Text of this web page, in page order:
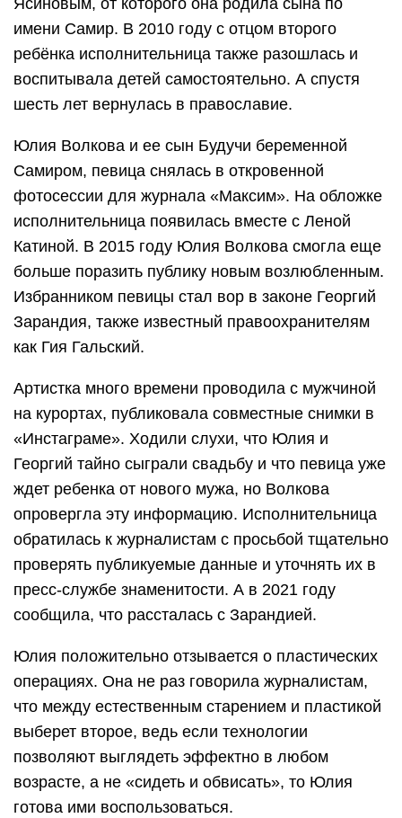
Ясиновым, от которого она родила сына по
имени Самир. В 2010 году с отцом второго
ребёнка исполнительница также разошлась и
воспитывала детей самостоятельно. А спустя
шесть лет вернулась в православие.
Юлия Волкова и ее сын Будучи беременной
Самиром, певица снялась в откровенной
фотосессии для журнала «Максим». На обложке
исполнительница появилась вместе с Леной
Катиной. В 2015 году Юлия Волкова смогла еще
больше поразить публику новым возлюбленным.
Избранником певицы стал вор в законе Георгий
Зарандия, также известный правоохранителям
как Гия Гальский.
Артистка много времени проводила с мужчиной
на курортах, публиковала совместные снимки в
«Инстаграме». Ходили слухи, что Юлия и
Георгий тайно сыграли свадьбу и что певица уже
ждет ребенка от нового мужа, но Волкова
опровергла эту информацию. Исполнительница
обратилась к журналистам с просьбой тщательно
проверять публикуемые данные и уточнять их в
пресс-службе знаменитости. А в 2021 году
сообщила, что рассталась с Зарандией.
Юлия положительно отзывается о пластических
операциях. Она не раз говорила журналистам,
что между естественным старением и пластикой
выберет второе, ведь если технологии
позволяют выглядеть эффектно в любом
возрасте, а не «сидеть и обвисать», то Юлия
готова ими воспользоваться.